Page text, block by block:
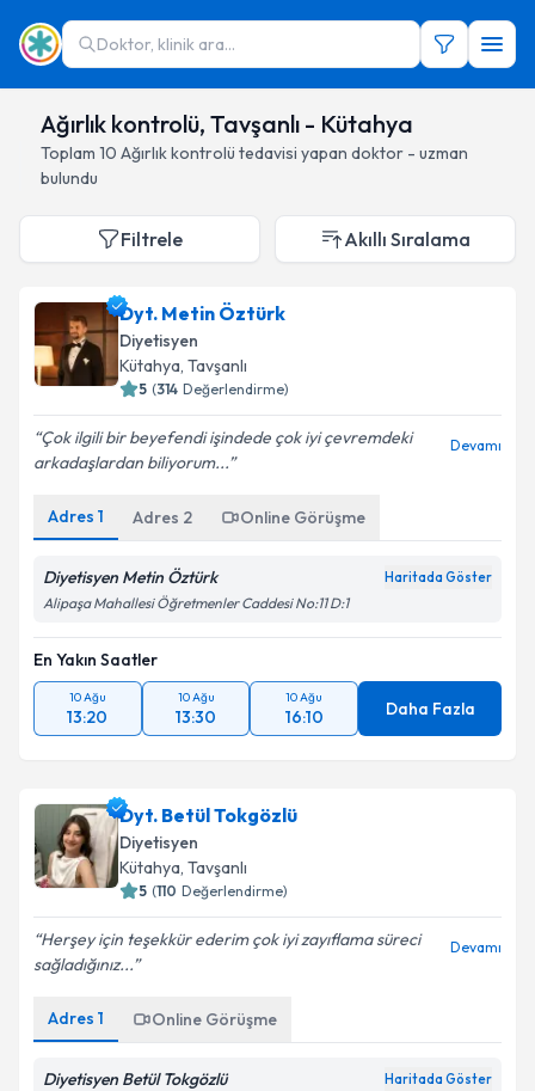
Doktor, klinik ara...
Ağırlık kontrolü, Tavşanlı - Kütahya
Toplam 10 Ağırlık kontrolü tedavisi yapan doktor - uzman
bulundu
Filtrele Akıllı Sıralama
Dyt. Metin Öztürk
Diyetisyen
Kütahya, Tavşanlı
5 (314 Değerlendirme)
Çok ilgili bir beyefendi işindede çok iyi çevremdeki
arkadaşlardan biliyorum...
Devamı
Adres 1 Adres 2 Online Görüşme
Diyetisyen Metin Öztürk Haritada Göster
Alipaşa Mahallesi Öğretmenler Caddesi No:11 D:1
En Yakın Saatler
10 Ağu
13:20
10 Ağu
13:30
10 Ağu
16:10 Daha Fazla
Dyt. Betül Tokgözlü
Diyetisyen
Kütahya, Tavşanlı
5 (110 Değerlendirme)
Herşey için teşekkür ederim çok iyi zayıflama süreci
sağladığınız...
Devamı
Adres 1 Online Görüşme
Diyetisyen Betül Tokgözlü Haritada Göster